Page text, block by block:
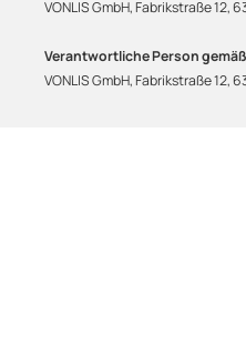
VONLIS GmbH, Fabrikstraße
Verantwortliche Person gemäß
VONLIS GmbH, Fabrikstraße